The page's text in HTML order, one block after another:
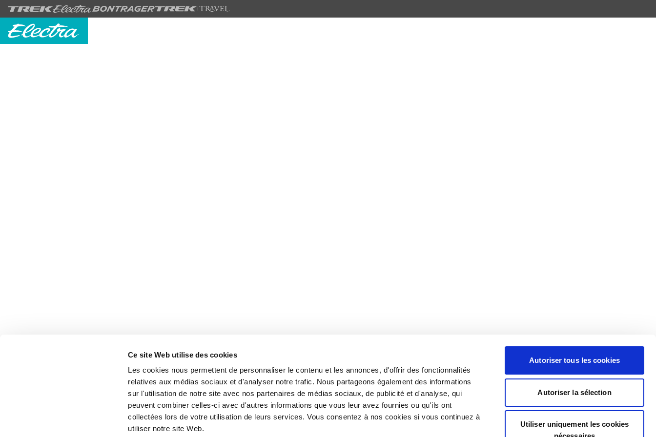
Ce site Web utilise des cookies
Les cookies nous permettent de personnaliser le contenu et les annonces, d'offrir des fonctionnalités
relatives aux médias sociaux et d'analyser notre trafic. Nous partageons également des informations
sur l'utilisation de notre site avec nos partenaires de médias sociaux, de publicité et d'analyse, qui
peuvent combiner celles-ci avec d'autres informations que vous leur avez fournies ou qu'ils ont
collectées lors de votre utilisation de leurs services. Vous consentez à nos cookies si vous continuez à
utiliser notre site Web.
Autoriser tous les cookies
Autoriser la sélection
Utiliser uniquement les cookies